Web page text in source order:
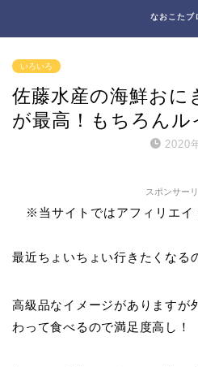
なおこたブ
いろいろ
佐藤水産の海鮮おに
が最高！もちろんル
2020
スポンサー
※当サイトではアフィリエイ
最近ちょいちょい行きたくなる
高級品なイメージがありますが
わって食べるので満足度高し！